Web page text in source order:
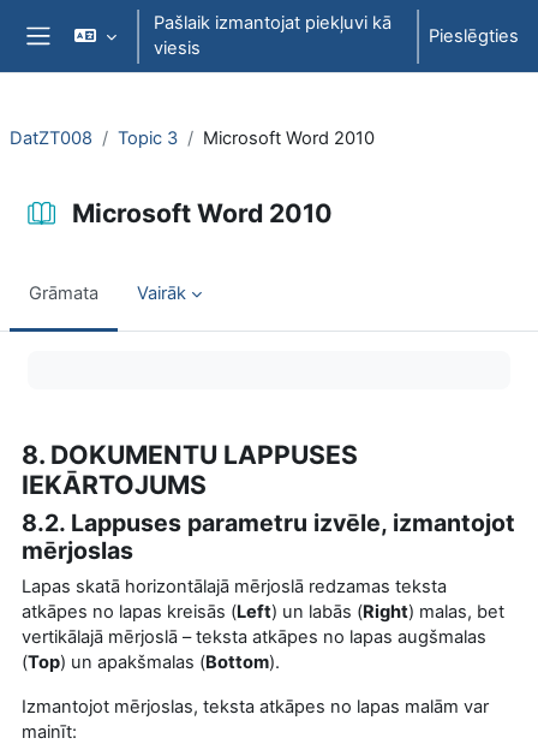
Atvērt galveno saturu
Sānu panelis
Pašlaik izmantojat piekļuvi kā
viesis
Pieslēgties
DatZT008 Topic 3 Microsoft Word 2010
Microsoft Word 2010
Grāmata Vairāk
8. DOKUMENTU LAPPUSES
IEKĀRTOJUMS
8.2. Lappuses parametru izvēle, izmantojot
mērjoslas
Lapas skatā horizontālajā mērjoslā redzamas teksta
atkāpes no lapas kreisās (Left) un labās (Right) malas, bet
vertikālajā mērjoslā – teksta atkāpes no lapas augšmalas
(Top) un apakšmalas (Bottom).
Izmantojot mērjoslas, teksta atkāpes no lapas malām var
mainīt: